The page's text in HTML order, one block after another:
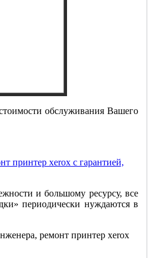
обслуживания Вашего
и большому ресурсу, все
периодически нуждаются в